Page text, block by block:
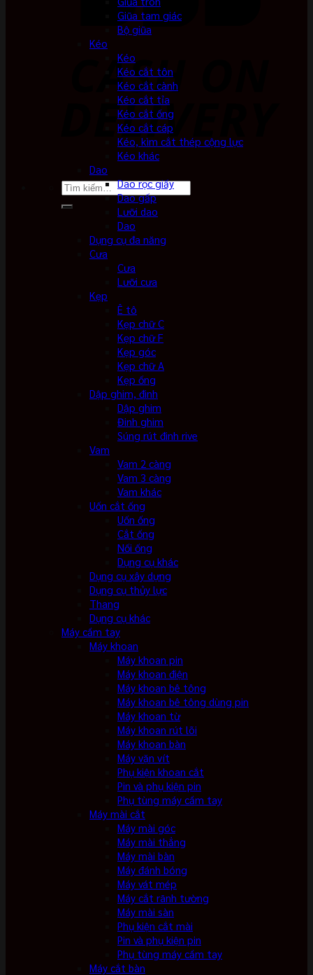
Tìm
Giũa tam giác
Bộ giũa
Kéo
Kéo
Kéo cắt tôn
Kéo cắt cành
Kéo cắt tỉa
Kéo cắt ống
Kéo cắt cáp
Kéo, kìm cắt thép cộng lực
Kéo khác
Dao
Dao rọc giấy
Dao gấp
Lưỡi dao
Dao
Dụng cụ đa năng
Cưa
Cưa
Lưỡi cưa
Kẹp
Ê tô
Kẹp chữ C
Kẹp chữ F
Kẹp góc
Kẹp chữ A
Kẹp ống
Dập ghim, đinh
Dập ghim
Đinh ghim
Súng rút đinh rive
Vam
Vam 2 càng
Vam 3 càng
Vam khác
Uốn cắt ống
Uốn ống
Cắt ống
Nối ống
Dụng cụ khác
Dụng cụ xây dựng
Dụng cụ thủy lực
Thang
Dụng cụ khác
Máy cầm tay
Máy khoan
Máy khoan pin
Máy khoan điện
Máy khoan bê tông
Máy khoan bê tông dùng pin
Máy khoan từ
Máy khoan rút lõi
Máy khoan bàn
Máy vặn vít
Phụ kiện khoan cắt
Pin và phụ kiện pin
Phụ tùng máy cầm tay
Máy mài cắt
Máy mài góc
Máy mài thẳng
Máy mài bàn
Máy đánh bóng
Máy vát mép
Máy cắt rãnh tường
Máy mài sàn
Phụ kiện cắt mài
Pin và phụ kiện pin
Phụ tùng máy cầm tay
Máy cắt bàn